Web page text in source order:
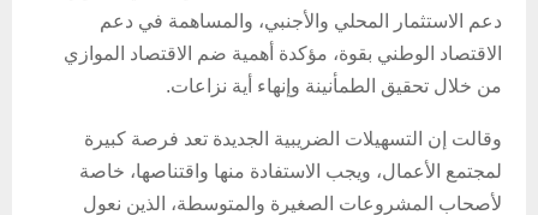
دعم الاستثمار المحلي والأجنبي، والمساهمة في دعم
الاقتصاد الوطني بقوة، مؤكدة أهمية ضم الاقتصاد الموازي
من خلال تحقيق الطمأنينة وإنهاء أية نزاعات.
وقالت إن التسهيلات الضريبية الجديدة تعد فرصة كبيرة
لمجتمع الأعمال، ويجب الاستفادة منها واقتناصها، خاصة
لأصحاب المشروعات الصغيرة والمتوسطة، الذين نعول